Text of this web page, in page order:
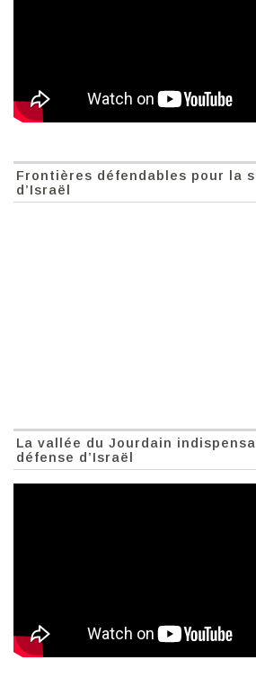
Frontières défendables pour la
d’Israël
La vallée du Jourdain
défense d’Israël